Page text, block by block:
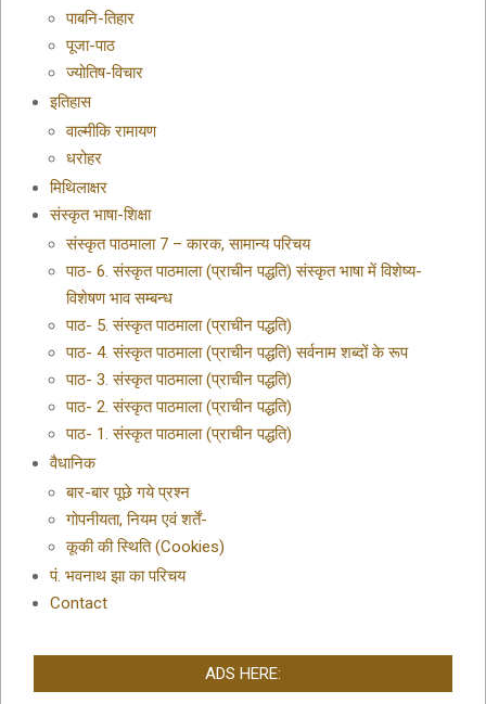
पाबनि-तिहार
पूजा-पाठ
ज्योतिष-विचार
इतिहास
वाल्मीकि रामायण
धरोहर
मिथिलाक्षर
संस्कृत भाषा-शिक्षा
संस्कृत पाठमाला 7 – कारक, सामान्य परिचय
पाठ- 6. संस्कृत पाठमाला (प्राचीन पद्धति) संस्कृत भाषा में विशेष्य-
विशेषण भाव सम्बन्ध
पाठ- 5. संस्कृत पाठमाला (प्राचीन पद्धति)
पाठ- 4. संस्कृत पाठमाला (प्राचीन पद्धति) सर्वनाम शब्दों के रूप
पाठ- 3. संस्कृत पाठमाला (प्राचीन पद्धति)
पाठ- 2. संस्कृत पाठमाला (प्राचीन पद्धति)
पाठ- 1. संस्कृत पाठमाला (प्राचीन पद्धति)
वैधानिक
बार-बार पूछे गये प्रश्न
गोपनीयता, नियम एवं शर्तें-
कूकी की स्थिति (Cookies)
पं. भवनाथ झा का परिचय
Contact
ADS HERE: